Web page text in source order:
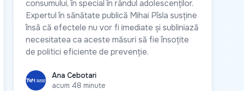
consumului, în special în rândul adolescenților.
Expertul în sănătate publică Mihai Pîsla susține
însă că efectele nu vor fi imediate și subliniază
necesitatea ca aceste măsuri să fie însoțite
de politici eficiente de prevenție.
Ana CebotariAna Cebotari
acum 48 minute